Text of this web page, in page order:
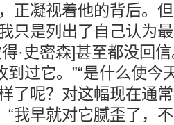
正凝视着他的背后。
只是列出了自己认为
·史密森]甚至都没回
到过它。”“是什么使今
了呢？对这幅现在通
“我早就对它腻歪了，